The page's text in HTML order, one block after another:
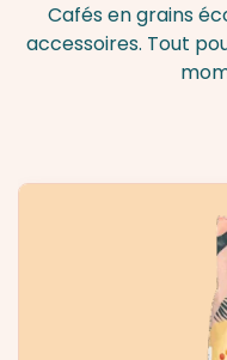
Cafés en grains
accessoires. Tout